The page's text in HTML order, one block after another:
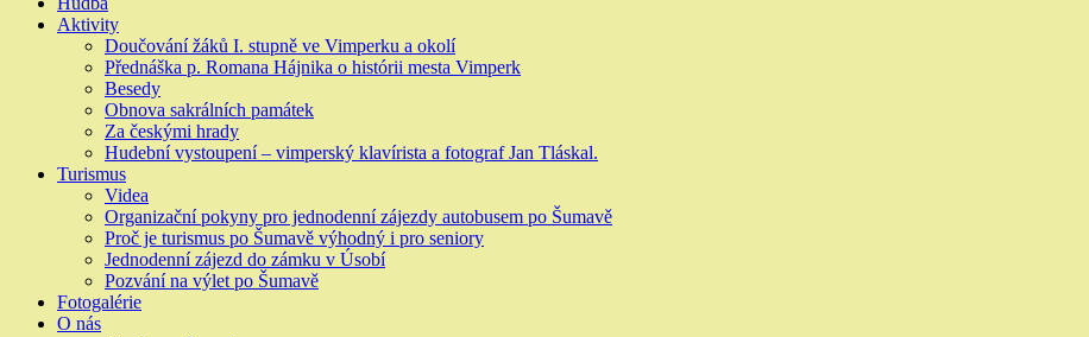
Aktivity
Doučování žáků I. stupně ve Vimperku a okolí
Přednáška p. Romana Hájnika o histórii mesta Vimperk
Besedy
Obnova sakrálních památek
Za českými hrady
Hudební vystoupení – vimperský klavírista a fotograf Jan Tláskal.
Turismus
Videa
Organizační pokyny pro jednodenní zájezdy autobusem po Šumavě
Proč je turismus po Šumavě výhodný i pro seniory
Jednodenní zájezd do zámku v Úsobí
Pozvání na výlet po Šumavě
Fotogalérie
O nás